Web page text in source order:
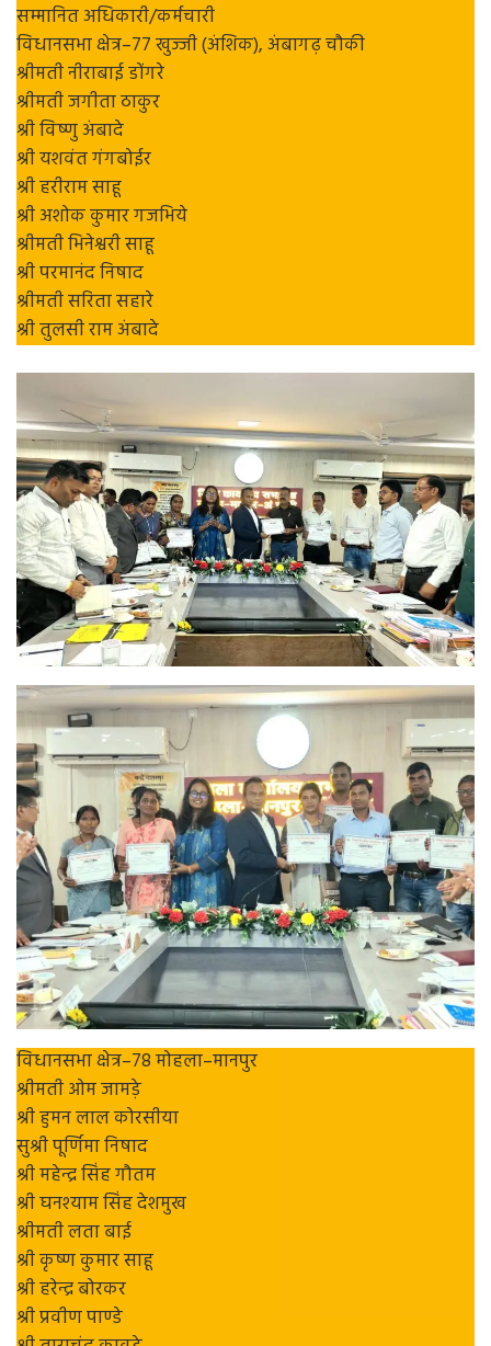
सम्मानित अधिकारी/कर्मचारी
विधानसभा क्षेत्र–77 खुज्जी (अंशिक), अंबागढ़ चौकी
श्रीमती नीराबाई डोंगरे
श्रीमती जगीता ठाकुर
श्री विष्णु अंबादे
श्री यशवंत गंगबोईर
श्री हरीराम साहू
श्री अशोक कुमार गजभिये
श्रीमती भिनेश्वरी साहू
श्री परमानंद निषाद
श्रीमती सरिता सहारे
श्री तुलसी राम अंबादे
विधानसभा क्षेत्र–78 मोहला–मानपुर
श्रीमती ओम जामड़े
श्री हुमन लाल कोरसीया
सुश्री पूर्णिमा निषाद
श्री महेन्द्र सिंह गौतम
श्री घनश्याम सिंह देशमुख
श्रीमती लता बाई
श्री कृष्ण कुमार साहू
श्री हरेन्द्र बोरकर
श्री प्रवीण पाण्डे